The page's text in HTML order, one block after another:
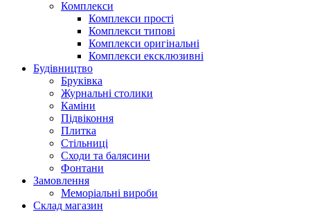
Комплекси
Комплекси прості
Комплекси типові
Комплекси оригінальні
Комплекси ексклюзивні
Будiвництво
Брукiвка
Журнальнi столики
Камiни
Пiдвiконня
Плитка
Стiльницi
Сходи та балясини
Фонтани
Замовлення
Меморіальні вироби
Склад магазин